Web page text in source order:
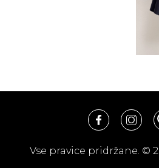
Vse pravice pridržane. ©